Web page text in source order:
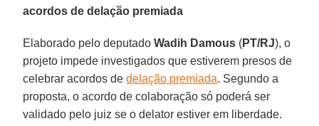
acordos de delação premiada
Elaborado pelo deputadoWadih Damous (PT/RJ), o
projeto impede investigados que estiverem presos de
celebrar acordos dedelação premiada. Segundo a
proposta, o acordo de colaboração só poderá ser
validado pelo juiz se o delator estiver em liberdade.